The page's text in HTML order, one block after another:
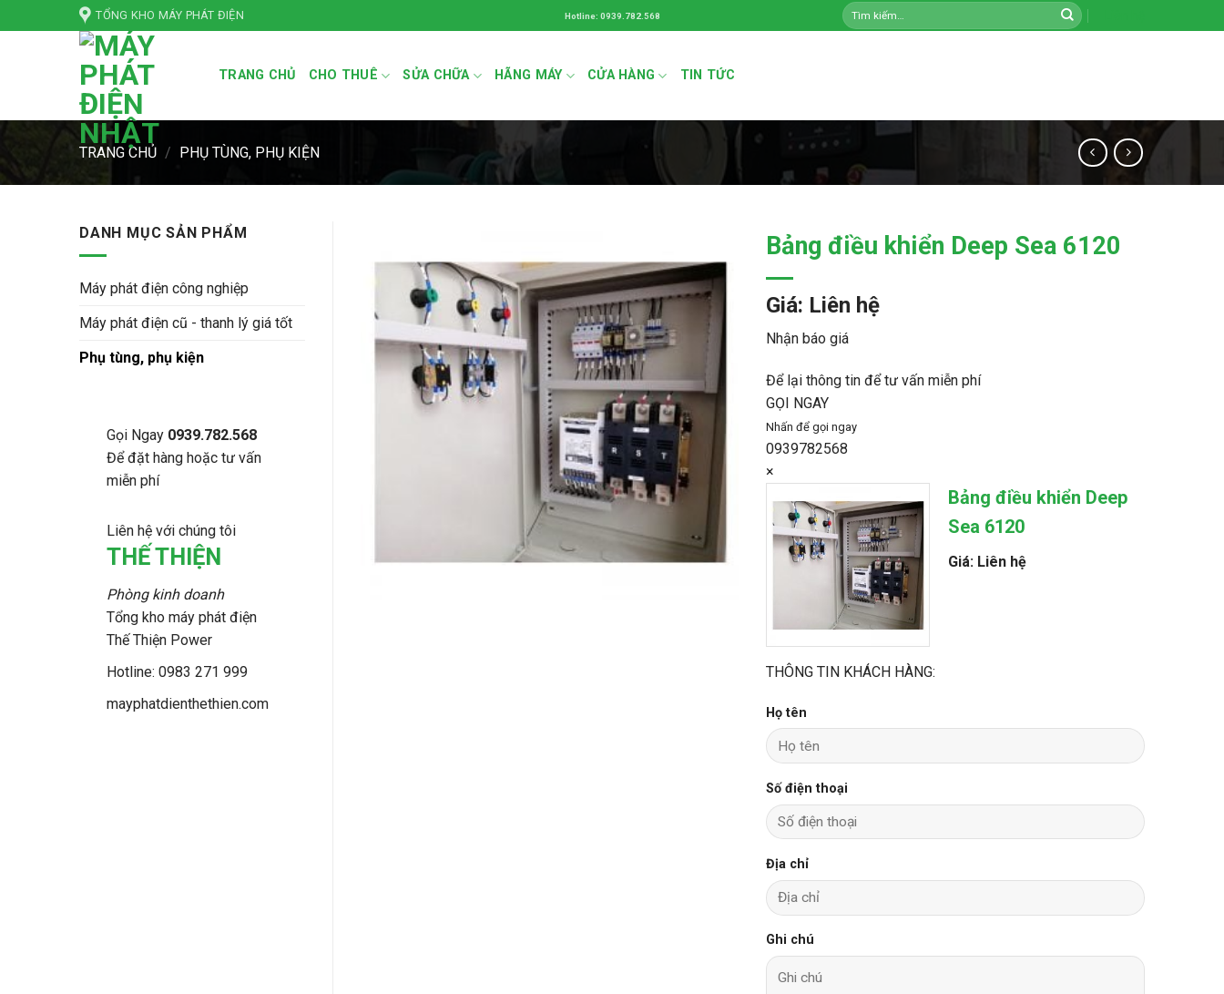
qua
TỔNG KHO MÁY PHÁT ĐIỆN Hotline: 0939.782.568
Tìm
kiếm:
TRANG CHỦ CHO THUÊ SỬA CHỮA HÃNG MÁY CỬA HÀNG TIN TỨC
TRANG CHỦ / PHỤ TÙNG, PHỤ KIỆN
DANH MỤC SẢN PHẨM
Máy phát điện công nghiệp
Máy phát điện cũ - thanh lý giá tốt
Phụ tùng, phụ kiện
Gọi Ngay 0939.782.568
Để đặt hàng hoặc tư vấn
miễn phí
Liên hệ với chúng tôi
THẾ THIỆN
Phòng kinh doanh
Tổng kho máy phát điện
Thế Thiện Power
Hotline: 0983 271 999
mayphatdienthethien.com
Bảng điều khiển Deep Sea 6120
Giá: Liên hệ
Nhận báo giá
Để lại thông tin để tư vấn miễn phí
GỌI NGAY
Nhấn để gọi ngay
0939782568
×
Bảng điều khiển Deep
Sea 6120
Giá: Liên hệ
THÔNG TIN KHÁCH HÀNG:
Họ tên
Số điện thoại
Địa chỉ
Ghi chú